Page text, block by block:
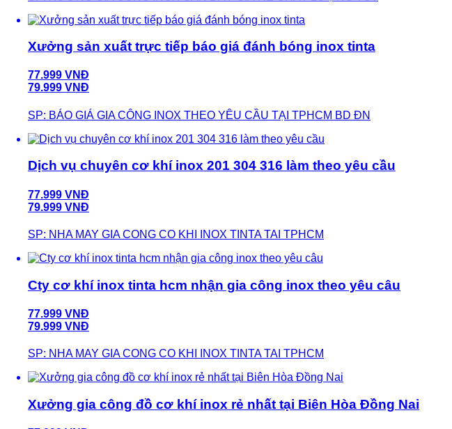
Xưởng sản xuất trực tiếp báo giá đánh bóng inox tinta
77.999 VNĐ
79.999 VNĐ
SP: BÁO GIÁ GIA CÔNG INOX THEO YÊU CẦU TẠI TPHCM BD ĐN
Dịch vụ chuyên cơ khí inox 201 304 316 làm theo yêu cầu
77.999 VNĐ
79.999 VNĐ
SP: NHA MAY GIA CONG CO KHI INOX TINTA TAI TPHCM
Cty cơ khí inox tinta hcm nhận gia công inox theo yêu câu
77.999 VNĐ
79.999 VNĐ
SP: NHA MAY GIA CONG CO KHI INOX TINTA TAI TPHCM
Xưởng gia công đồ cơ khí inox rẻ nhất tại Biên Hòa Đồng Nai